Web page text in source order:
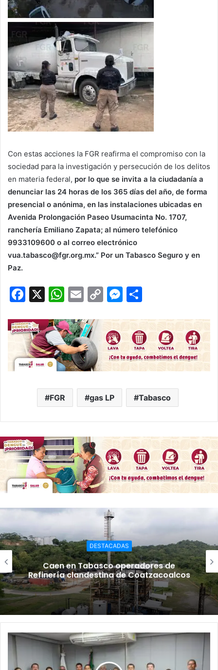
Con estas acciones la FGR reafirma el compromiso con la
sociedad para la investigación y persecución de los delitos
en materia federal, por lo que se invita a la ciudadanía a
denunciar las 24 horas de los 365 días del año, de forma
presencial o anónima, en las instalaciones ubicadas en
Avenida Prolongación Paseo Usumacinta No. 1707,
ranchería Emiliano Zapata; al número telefónico
9933109600 o al correo electrónico
vua.tabasco@fgr.org.mx.” Por un Tabasco Seguro y en
Paz.
F
c
e
b
o
X
W
at
s
A
p
p
E
ai
l
C
p
y
Li
n
k
M
s
s
e
n
g
er
m
p
ar
tir
FGR gas LP Tabasco
DESTACADAS
Caen en Tabasco operadores de
Refinería clandestina de Coatzacoalcos